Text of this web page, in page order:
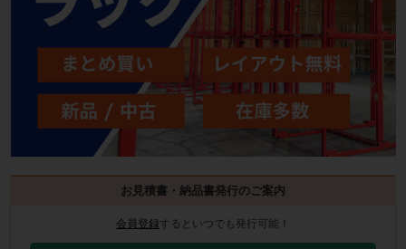
お見積書・納品書発行のご案内
会員登録するといつでも発行可能！